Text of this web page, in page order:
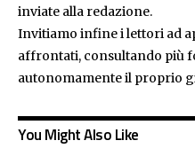
inviate alla redazione.
Invitiamo infine i lettori ad
affrontati, consultando più
autonomamente il proprio
You Might Also Like